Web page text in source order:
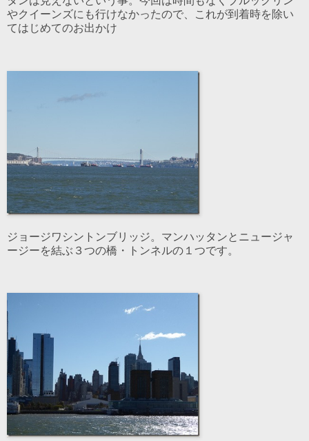
やクイーンズにも行けなかったので、これが到着時を除い
てはじめてのお出かけ
ジョージワシントンブリッジ。マンハッタンとニュージャ
ージーを結ぶ３つの橋・トンネルの１つです。